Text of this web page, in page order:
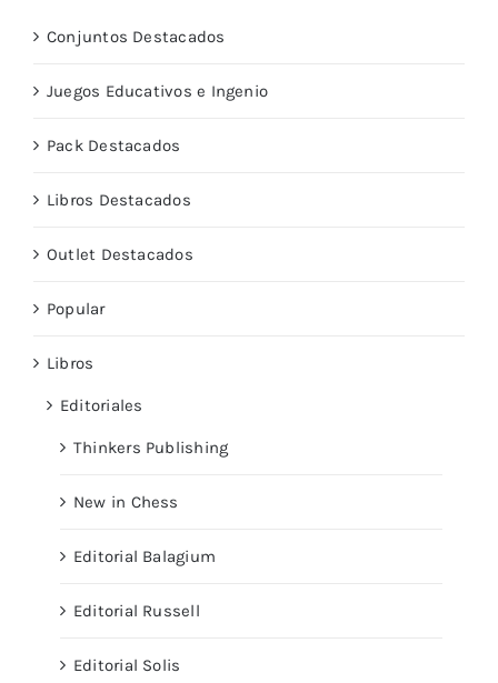
Conjuntos Destacados
Juegos Educativos e Ingenio
Pack Destacados
Libros Destacados
Outlet Destacados
Popular
Libros
Editoriales
Thinkers Publishing
New in Chess
Editorial Balagium
Editorial Russell
Editorial Solis